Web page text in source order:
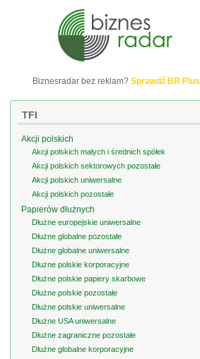
Biznesradar bez reklam? Sprawdź BR Plus
TFI
Akcji polskich
Akcji polskich małych i średnich spółek
Akcji polskich sektorowych pozostałe
Akcji polskich uniwersalne
Akcji polskich pozostałe
Papierów dłużnych
Dłużne europejskie uniwersalne
Dłużne globalne pozostałe
Dłużne globalne uniwersalne
Dłużne polskie korporacyjne
Dłużne polskie papiery skarbowe
Dłużne polskie pozostałe
Dłużne polskie uniwersalne
Dłużne USA uniwersalne
Dłużne zagraniczne pozostałe
Dłużne globalne korporacyjne